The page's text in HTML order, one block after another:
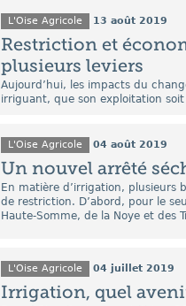
L'Oise Agricole 13 août 2019
Restriction et
plusieurs leviers
Aujourd’hui, les impacts du
irriguant, que son exploitation
L'Oise Agricole 04 août 2019
Un nouvel arrêté
En matière d’irrigation, plusieurs
de restriction. D’abord, pour le
Haute-Somme, de la Noye et des
L'Oise Agricole 04 juillet 2019
Irrigation, quel